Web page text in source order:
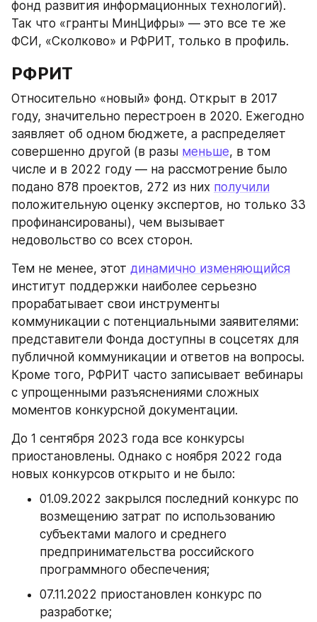
фонд развития информационных технологий).
Так что «гранты МинЦифры» — это все те же
ФСИ, «Сколково» и РФРИТ, только в профиль.
РФРИТ​
Относительно «новый» фонд. Открыт в 2017
году, значительно перестроен в 2020. Ежегодно
заявляет об одном бюджете, а распределяет
совершенно другой (в разы меньше, в том
числе и в 2022 году — на рассмотрение было
подано 878 проектов, 272 из них получили
положительную оценку экспертов, но только 33
профинансированы), чем вызывает
недовольство со всех сторон.
Тем не менее, этот динамично изменяющийся
институт поддержки наиболее серьезно
прорабатывает свои инструменты
коммуникации с потенциальными заявителями:
представители Фонда доступны в соцсетях для
публичной коммуникации и ответов на вопросы.
Кроме того, РФРИТ часто записывает вебинары
с упрощенными разъяснениями сложных
моментов конкурсной документации.
До 1 сентября 2023 года все конкурсы
приостановлены. Однако с ноября 2022 года
новых конкурсов открыто и не было:
01.09.2022 закрылся последний конкурс по
возмещению затрат по использованию
субъектами малого и среднего
предпринимательства российского
программного обеспечения;
07.11.2022 приостановлен конкурс по
разработке;